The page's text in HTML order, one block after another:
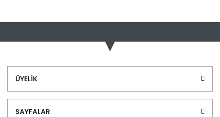
konularda yetersiz gördüğünüz noktaları öneri formunu
Görüş ve önerileriniz için teşekkür ederiz.
Ürün bilgilerinde hatalar bulunuyor.
ÜYELİK
SAYFALAR